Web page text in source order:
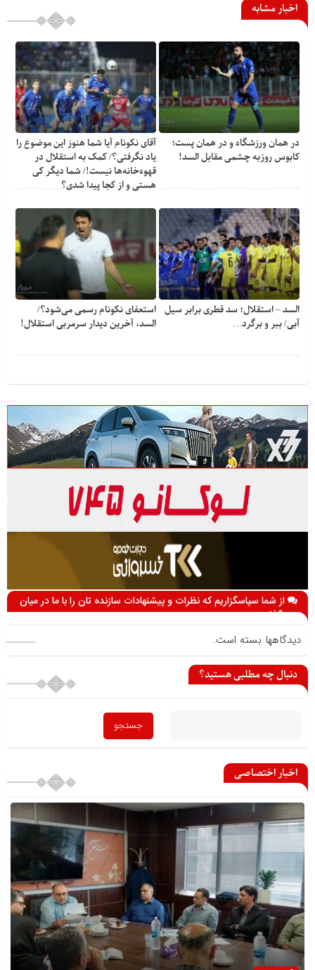
اخبار مشابه
در همان ورزشگاه و در همان پست؛
کابوس روزبه چشمی مقابل السد!
آقای نکونام آیا شما هنوز این موضوع را
یاد نگرفتی؟/ کمک به استقلال در
قهوه‌خانه‌ها نیست!/ شما دیگر کی
هستی و از کجا پیدا شدی؟
السد – استقلال؛ سد قطری برابر سیل
آبی/ ببر و برگرد…
استعفای نکونام رسمی می‌شود؟/
السد، آخرین دیدار سرمربی استقلال!
از شما سپاسگزاریم که نظرات و پیشنهادات سازنده تان را با ما در میان
می گذارید
دیدگاهها بسته است.
دنبال چه مطلبی هستید؟
اخبار اختصاصی